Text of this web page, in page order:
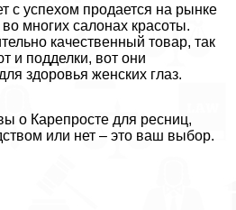
с успехом продается на рынке
многих салонах красоты.
качественный товар, так
и подделки, вот они
здоровья женских глаз.
о Карепросте для ресниц,
или нет – это ваш выбор.